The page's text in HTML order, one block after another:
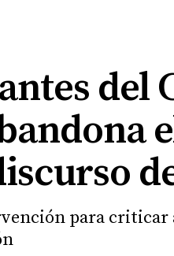
del
para criticar